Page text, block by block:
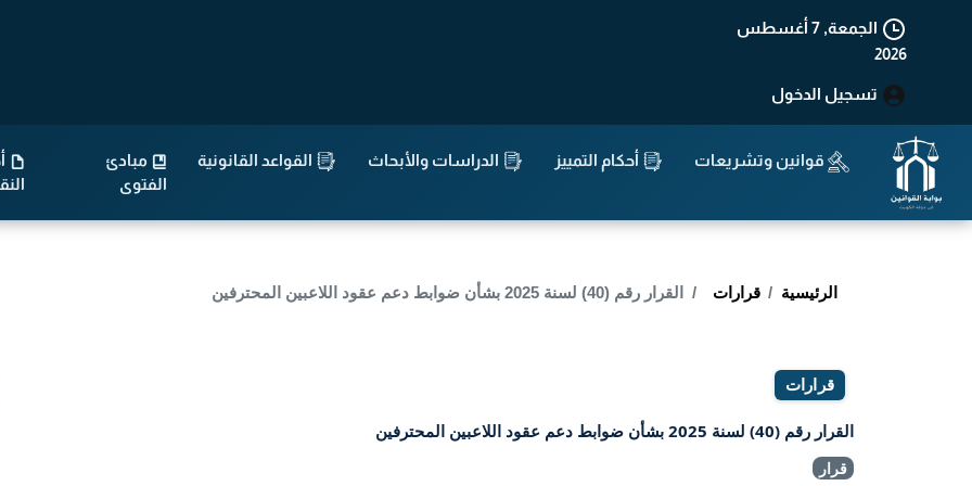
الجمعة, 7 أغسطس
2026
تسجيل الدخول
قوانين وتشريعات أحكام التمييز الدراسات والأبحاث القواعد القانونية
مبادئ
الفتوى
الرئيسية قرارات القرار رقم (40) لسنة 2025 بشأن ضوابط دعم عقود اللاعبين المحترفين
قرارات
القرار رقم (40) لسنة 2025 بشأن ضوابط دعم عقود اللاعبين المحترفين
قرار